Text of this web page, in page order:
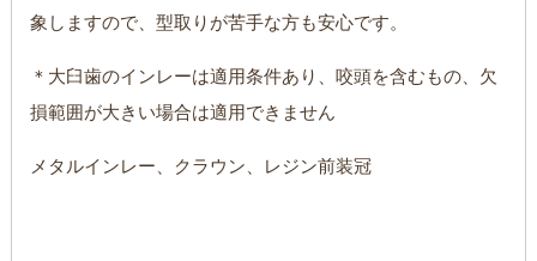
象しますので、型取りが苦手な方も安心です。
＊大臼歯のインレーは適用条件あり、咬頭を含むもの、欠
損範囲が大きい場合は適用できません
メタルインレー、クラウン、レジン前装冠